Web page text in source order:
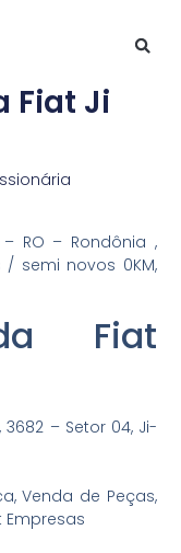
Fiat Ji
RO – Rondônia ,
semi novos 0KM,
Fiat
– Setor 04, Ji-
Venda de Peças,
Empresas